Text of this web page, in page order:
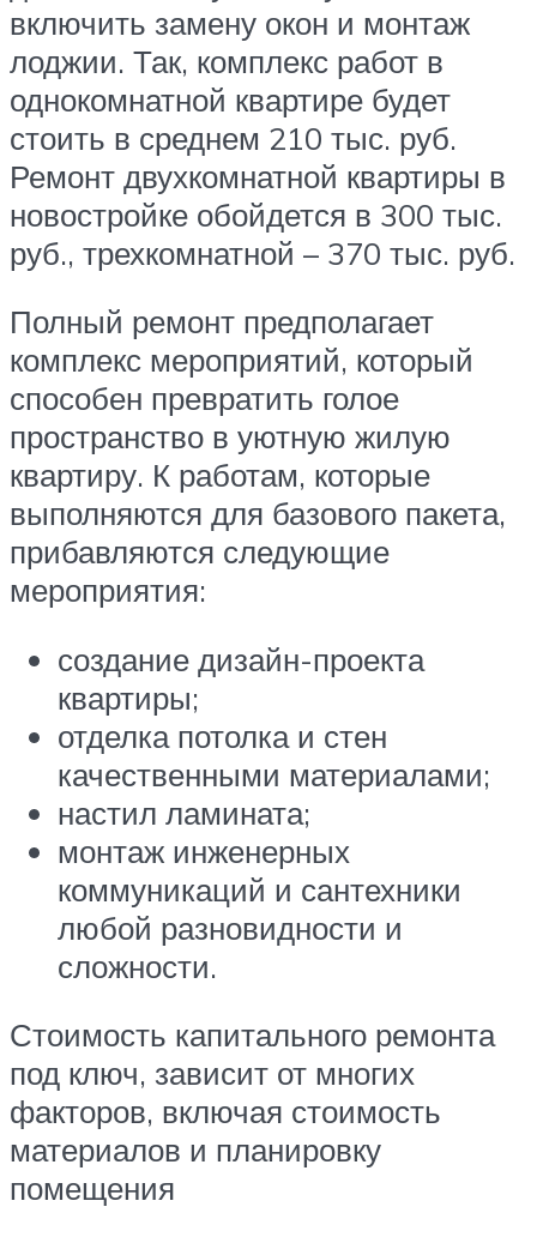
включить замену окон и монтаж
лоджии. Так, комплекс работ в
однокомнатной квартире будет
стоить в среднем 210 тыс. руб.
Ремонт двухкомнатной квартиры в
новостройке обойдется в 300 тыс.
руб., трехкомнатной – 370 тыс. руб.
Полный ремонт предполагает
комплекс мероприятий, который
способен превратить голое
пространство в уютную жилую
квартиру. К работам, которые
выполняются для базового пакета,
прибавляются следующие
мероприятия:
создание дизайн-проекта
квартиры;
отделка потолка и стен
качественными материалами;
настил ламината;
монтаж инженерных
коммуникаций и сантехники
любой разновидности и
сложности.
Стоимость капитального ремонта
под ключ, зависит от многих
факторов, включая стоимость
материалов и планировку
помещения